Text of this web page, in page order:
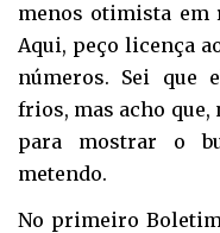
menos otimista em
Aqui, peço licença
números. Sei que
frios, mas acho que,
para mostrar o
metendo.
No primeiro